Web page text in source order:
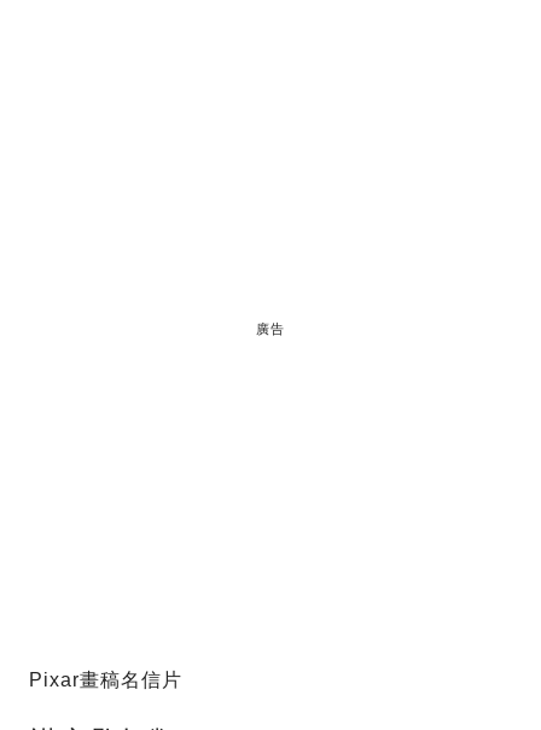
廣告
Pixar畫稿名信片